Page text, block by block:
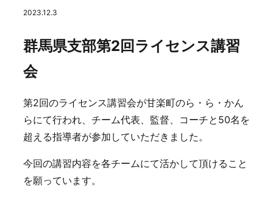
2023.12.3
群馬県支部第2回ライセンス講習
会
第2回のライセンス講習会が甘楽町のら・ら・かん
らにて行われ、チーム代表、監督、コーチと50名を
超える指導者が参加していただきました。
今回の講習内容を各チームにて活かして頂けること
を願っています。